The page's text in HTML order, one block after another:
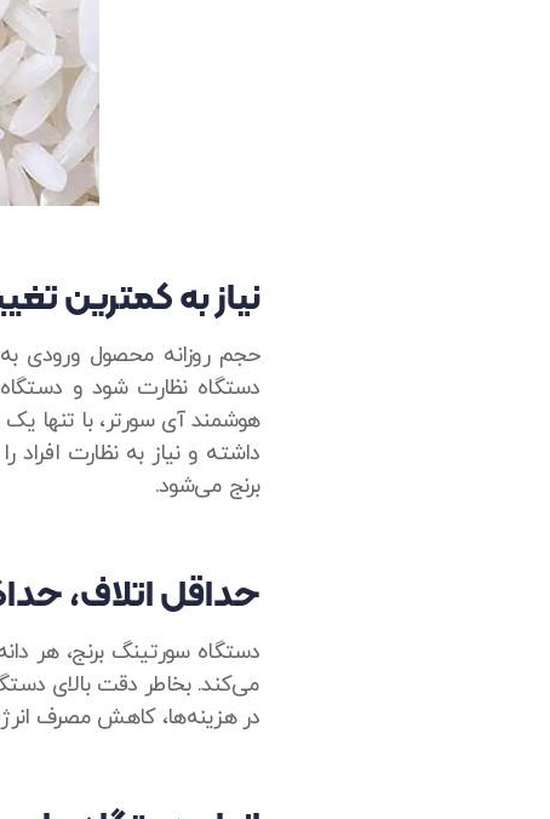
نیاز به کمترین
حجم روزانه محصول ورودی به
دستگاه نظارت شود و
هوشمند آی سورتر، با تنها
داشته و نیاز به نظارت
برنج می‌شود.
حداقل اتلاف،
دستگاه سورتینگ برنج، هر
می‌کند. بخاطر دقت بالای
در هزینه‌ها، کاهش مصرف